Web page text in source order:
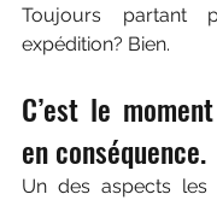
Toujours partant
expédition? Bien.
C’est le
en conséquence.
Un des aspects les